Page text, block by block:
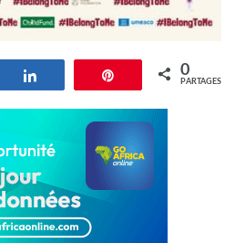
Épingle 0
PARTAGES